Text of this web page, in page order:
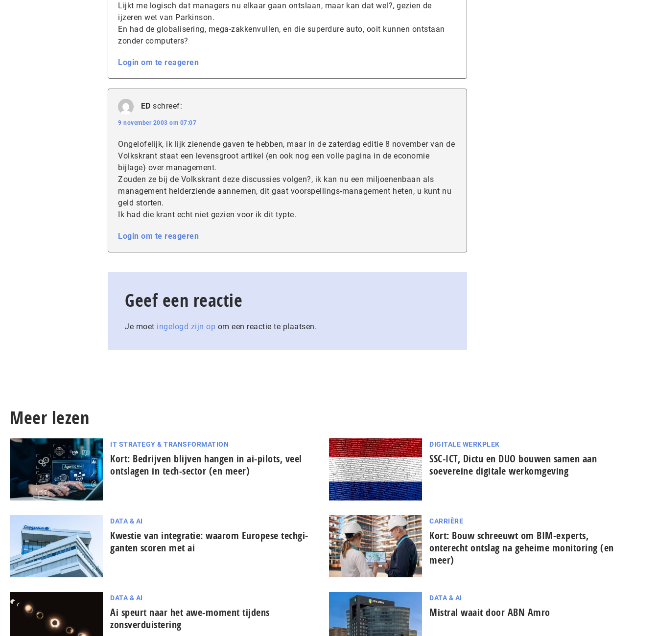
Lijkt me logisch dat managers nu elkaar gaan ontslaan, maar kan dat wel?, gezien de
ijzeren wet van Parkinson.
En had de globalisering, mega-zakkenvullen, en die superdure auto, ooit kunnen ontstaan
zonder computers?
Login om te reageren
ED schreef:
9 november 2003 om 07:07
Ongelofelijk, ik lijk zienende gaven te hebben, maar in de zaterdag editie 8 november van de
Volkskrant staat een levensgroot artikel (en ook nog een volle pagina in de economie
bijlage) over management.
Zouden ze bij de Volkskrant deze discussies volgen?, ik kan nu een miljoenenbaan als
management helderziende aannemen, dit gaat voorspellings-management heten, u kunt nu
geld storten.
Ik had die krant echt niet gezien voor ik dit typte.
Login om te reageren
Geef een reactie
Je moet ingelogd zijn op om een reactie te plaatsen.
Meer lezen
IT STRATEGY & TRANSFORMATION
Kort: Bedrijven blijven hangen in ai-pilots, veel
ontslagen in tech-sector (en meer)
DIGITALE WERKPLEK
SSC-ICT, Dictu en DUO bouwen samen aan
soevereine digitale werkomgeving
DATA & AI
Kwestie van integratie: waarom Europese tech­gi­
gan­ten scoren met ai
CARRIÈRE
Kort: Bouw schreeuwt om BIM-experts,
onterecht ontslag na geheime monitoring (en
meer)
DATA & AI
Ai speurt naar het awe-moment tijdens
zonsverduistering
DATA & AI
Mistral waait door ABN Amro